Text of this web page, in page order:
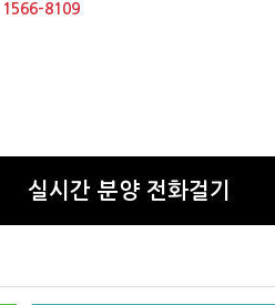
1566-8109
실시간 분양 전화걸기